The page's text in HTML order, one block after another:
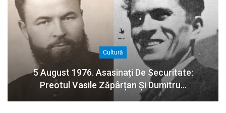
Cultură
5 August 1976. Asasinați De Securitate:
Preotul Vasile Zăpârțan Și Dumitru…